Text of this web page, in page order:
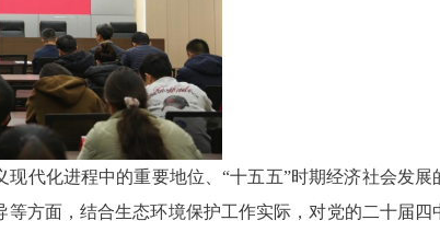
代化进程中的重要地位、“十五五”时期经济社会发展
方面，结合生态环境保护工作实际，对党的二十届四